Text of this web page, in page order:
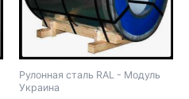
Рулонная сталь RAL - Модуль
Украина